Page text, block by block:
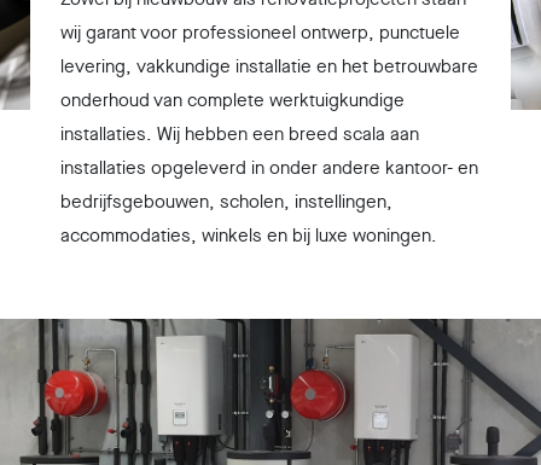
wij garant voor professioneel ontwerp, punctuele
levering, vakkundige installatie en het betrouwbare
onderhoud van complete werktuigkundige
installaties. Wij hebben een breed scala aan
installaties opgeleverd in onder andere kantoor- en
bedrijfsgebouwen, scholen, instellingen,
accommodaties, winkels en bij luxe woningen.